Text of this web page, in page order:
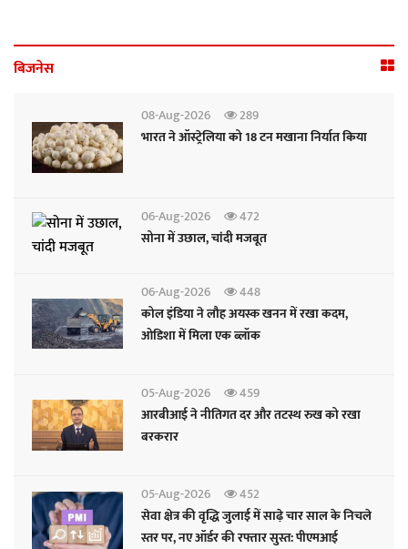
बिजनेस
08-Aug-2026
289
भारत ने ऑस्ट्रेलिया को 18 टन मखाना निर्यात किया
06-Aug-2026
472
सोना में उछाल, चांदी मजबूत
06-Aug-2026
448
कोल इंडिया ने लौह अयस्क खनन में रखा कदम,
ओडिशा में मिला एक ब्लॉक
05-Aug-2026
459
आरबीआई ने नीतिगत दर और तटस्थ रुख को रखा
बरकरार
05-Aug-2026
452
सेवा क्षेत्र की वृद्धि जुलाई में साढ़े चार साल के निचले
स्तर पर, नए ऑर्डर की रफ्तार सुस्त: पीएमआई